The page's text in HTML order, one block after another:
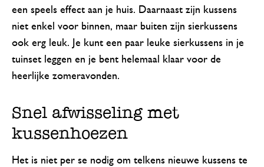
een speels effect aan je huis. Daarnaast zijn kussens
niet enkel voor binnen, maar buiten zijn sierkussens
ook erg leuk. Je kunt een paar leuke sierkussens in je
tuinset leggen en je bent helemaal klaar voor de
heerlijke zomeravonden.
Snel afwisseling met
kussenhoezen
Het is niet per se nodig om telkens nieuwe kussens te